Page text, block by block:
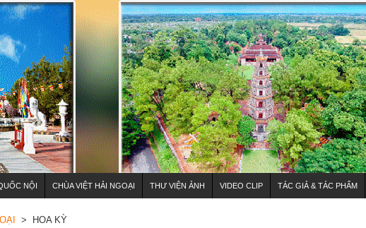
NỘI CHÙA VIỆT HẢI NGOẠI THƯ VIỆN ẢNH VIDEO CLIP TÁC GIẢ & TÁC PHẨM
> HOA KỲ